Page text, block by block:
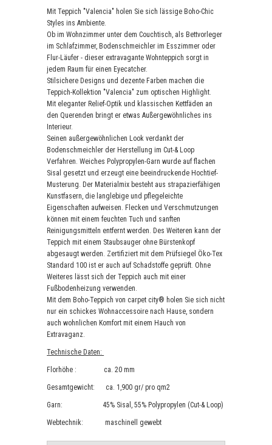
Mit Teppich "Valencia" holen Sie sich lässige Boho-Chic
Styles ins Ambiente.
Ob im Wohnzimmer unter dem Couchtisch, als Bettvorleger
im Schlafzimmer, Bodenschmeichler im Esszimmer oder
Flur-Läufer - dieser extravagante Wohnteppich sorgt in
jedem Raum für einen Eyecatcher.
Stilsichere Designs und dezente Farben machen die
Teppich-Kollektion "Valencia" zum optischen Highlight.
Mit eleganter Relief-Optik und klassischen Kettfäden an
den Querenden bringt er etwas Außergewöhnliches ins
Interieur.
Seinen außergewöhnlichen Look verdankt der
Bodenschmeichler der Herstellung im Cut-& Loop
Verfahren. Weiches Polypropylen-Garn wurde auf flachen
Sisal gesetzt und erzeugt eine beeindruckende Hochtief-
Musterung. Der Materialmix besteht aus strapazierfähigen
Kunstfasern, die langlebige und pflegeleichte
Eigenschaften aufweisen. Flecken und Verschmutzungen
können mit einem feuchten Tuch und sanften
Reinigungsmitteln entfernt werden. Des Weiteren kann der
Teppich mit einem Staubsauger ohne Bürstenkopf
abgesaugt werden. Zertifiziert mit dem Prüfsiegel Öko-Tex
Standard 100 ist er auch auf Schadstoffe geprüft. Ohne
Weiteres lässt sich der Teppich auch mit einer
Fußbodenheizung verwenden.
Mit dem Boho-Teppich von carpet city® holen Sie sich nicht
nur ein schickes Wohnaccessoire nach Hause, sondern
auch wohnlichen Komfort mit einem Hauch von
Extravaganz.
Technische Daten:
Florhöhe : ca. 20 mm
Gesamtgewicht: ca. 1,900 gr/ pro qm2
Garn: 45% Sisal, 55% Polypropylen (Cut-& Loop)
Webtechnik: maschinell gewebt